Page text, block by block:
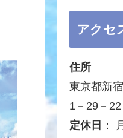
アクセ
住所
東京都新
1－29－
定休日 ：